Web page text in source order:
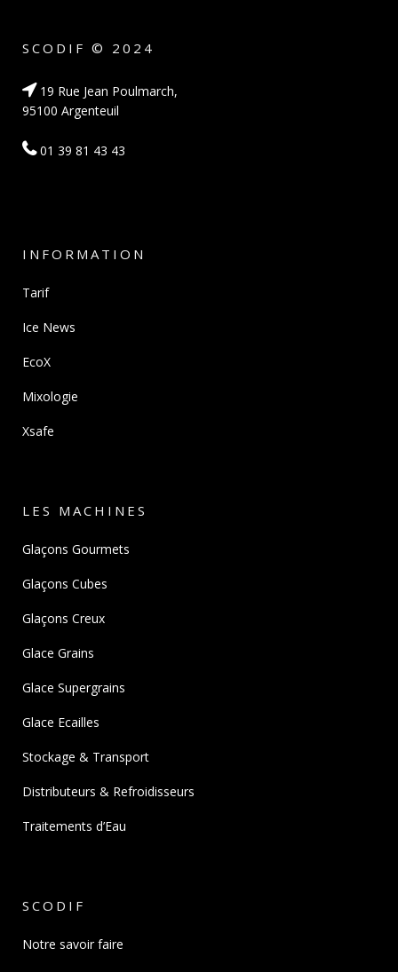
SCODIF © 2024
19 Rue Jean Poulmarch,
95100 Argenteuil
01 39 81 43 43
INFORMATION
Tarif
Ice News
EcoX
Mixologie
Xsafe
LES MACHINES
Glaçons Gourmets
Glaçons Cubes
Glaçons Creux
Glace Grains
Glace Supergrains
Glace Ecailles
Stockage & Transport
Distributeurs & Refroidisseurs
Traitements d’Eau
SCODIF
Notre savoir faire